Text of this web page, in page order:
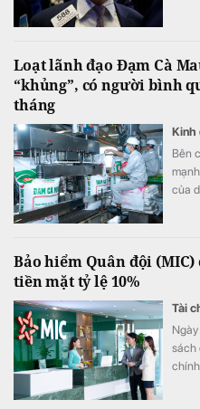
Loạt lãnh đạo Đạm Cà
“khủng”, có người bình
tháng
Kinh
Bên
của
tỷ
Bảo hiểm Quân đội
tiền mặt tỷ lệ 10%
Tài
sách